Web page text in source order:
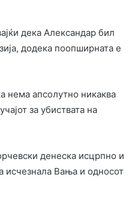
дека Александар бил
додека поопширната е
нема апсолутно никаква
за убиствата на
денеска исцрпно и
исчезнала Вања и односот